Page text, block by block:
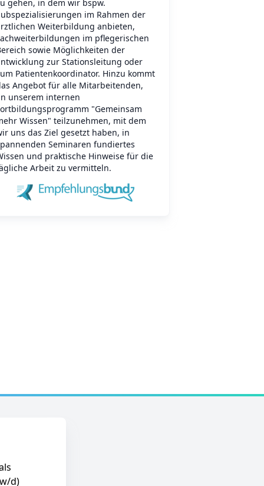
gehen, in dem wir bspw.
im Rahmen der
Weiterbildung anbieten,
im pflegerischen
sowie Möglichkeiten der
zur Stationsleitung oder
Patientenkoordinator. Hinzu kommt
Angebot für alle Mitarbeitenden,
unserem internen
"Gemeinsam
Wissen" teilzunehmen, mit dem
uns das Ziel gesetzt haben, in
Seminaren fundiertes
und praktische Hinweise für die
Arbeit zu vermitteln.
d)